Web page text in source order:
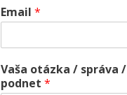
Email *
Vaša otázka / správa /
podnet *